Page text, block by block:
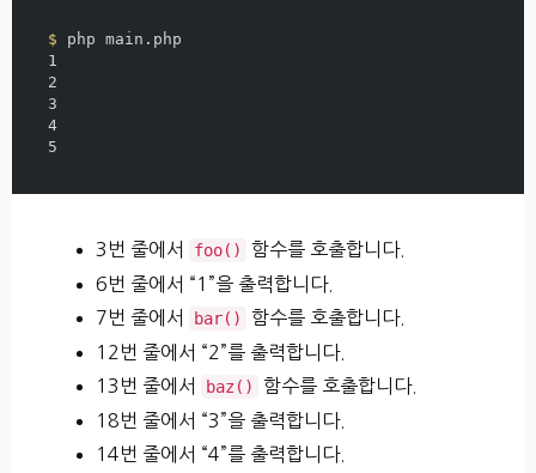
$ php main.php
1
2
3
4
3번 줄에서 foo()
함수를 호출합니다.
6번 줄에서 “1”을 출력합니다.
7번 줄에서
bar()
함수를 호출합니다.
12번 줄에서 “2”를 출력합니다.
13번 줄에서
baz()
함수를 호출합니다.
18번 줄에서 “3”을 출력합니다.
14번 줄에서 “4”를 출력합니다.